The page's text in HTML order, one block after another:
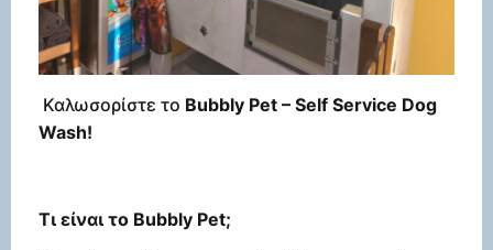
Καλωσορίστε το Bubbly Pet – Self Service Dog
Wash!
Τι είναι το Bubbly Pet;